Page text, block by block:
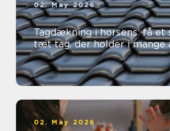
02. May 2026
Tagdækning i horsens: få
tæt tag, der holder i mange
02. May 2026